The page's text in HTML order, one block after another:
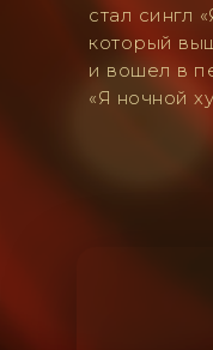
стал сингл
который
и вошел в
«Я ночной